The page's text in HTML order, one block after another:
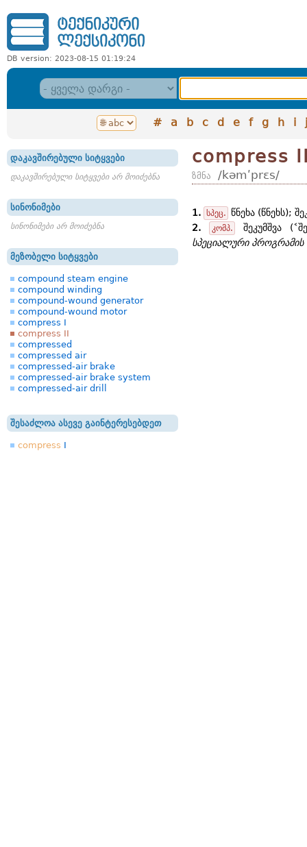
DB version: 2023-08-15 01:19:24
# a b c d e f g h i j
დაკავშირებული სიტყვები
დაკავშირებული სიტყვები არ მოიძებნა
სინონიმები
სინონიმები არ მოიძებნა
მეზობელი სიტყვები
compound steam engine
compound winding
compound-wound generator
compound-wound motor
compress I
compress II
compressed
compressed air
compressed-air brake
compressed-air brake system
compressed-air drill
შესაძლოა ასევე გაინტერესებდეთ
compress I
compress
ზმნა /kəmʹprɛs/
1. სპეც. წნეხა (წნეხს);
2.
კომპ.
შეკუმშვა
სპეციალური პროგრამის